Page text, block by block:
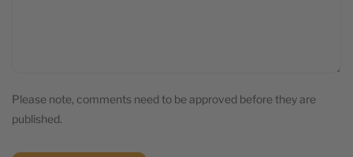
Please note, comments need to be approved before they are
published.